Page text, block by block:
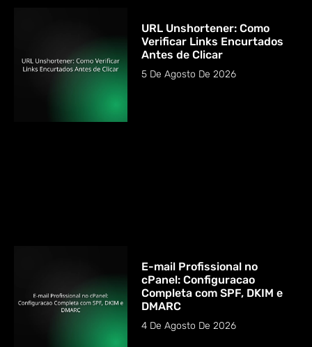
URL Unshortener: Como
Verificar Links Encurtados
Antes de Clicar
5 De Agosto De 2026
E-mail Profissional no
cPanel: Configuracao
Completa com SPF, DKIM e
DMARC
4 De Agosto De 2026